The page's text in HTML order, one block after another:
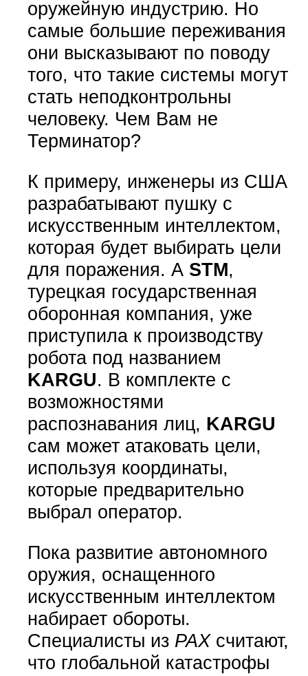
оружейную индустрию. Но
самые большие переживания
они высказывают по поводу
того, что такие системы могут
стать неподконтрольны
человеку. Чем Вам не
Терминатор?
К примеру, инженеры из США
разрабатывают пушку с
искусственным интеллектом,
которая будет выбирать цели
для поражения. А STM,
турецкая государственная
оборонная компания, уже
приступила к производству
робота под названием
KARGU. В комплекте с
возможностями
распознавания лиц, KARGU
сам может атаковать цели,
используя координаты,
которые предварительно
выбрал оператор.
Пока развитие автономного
оружия, оснащенного
искусственным интеллектом
набирает обороты.
Специалисты из PAXсчитают,
что глобальной катастрофы